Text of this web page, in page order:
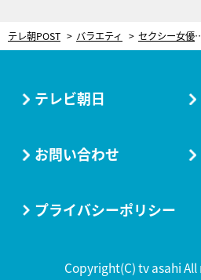
テレ朝POST バラエティ セクシー女優とベッドイン！レイン
テレビ朝日
お問い合わせ
プライバシーポリシー
Copyright(C) tv asahi